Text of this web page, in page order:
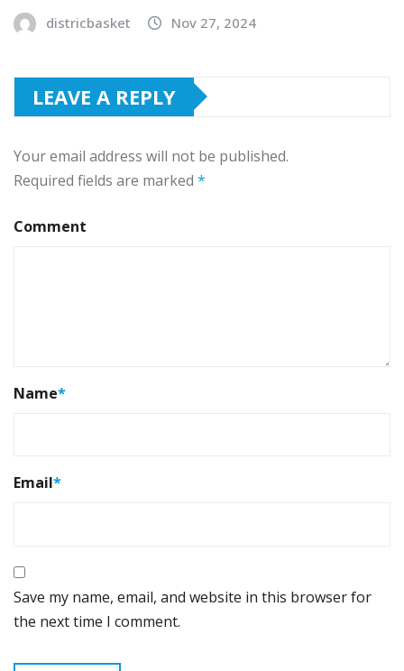
districbasket Nov 27, 2024
LEAVE A REPLY
Your email address will not be published.
Required fields are marked *
Comment
Name*
Email*
Save my name, email, and website in this browser for
the next time I comment.